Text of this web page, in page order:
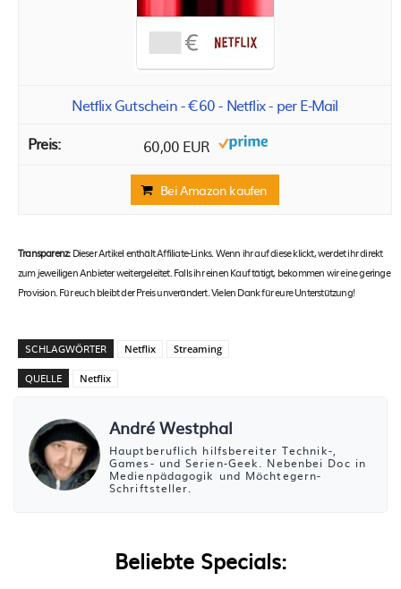
Netflix Gutschein - €60 - Netflix - per E-Mail
60,00 EUR
Bei Amazon kaufen
Transparenz:Dieser Artikel enthält Affiliate-Links. Wenn ihr auf diese klickt, werdet ihr direkt
zum jeweiligen Anbieter weitergeleitet. Falls ihr einen Kauf tätigt, bekommen wir eine geringe
Provision. Für euch bleibt der Preis unverändert. Vielen Dank für eure Unterstützung!
SCHLAGWÖRTER Netflix Streaming
QUELLE Netflix
André Westphal
Hauptberuflich hilfsbereiter Technik-,
Games- und Serien-Geek. Nebenbei Doc in
Medienpädagogik und Möchtegern-
Schriftsteller.
Beliebte Specials: